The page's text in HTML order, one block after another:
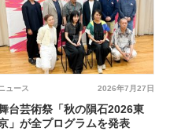
2026年7月27日
ュース
台芸術祭「秋の隕石2026東
」が全プログラムを発表